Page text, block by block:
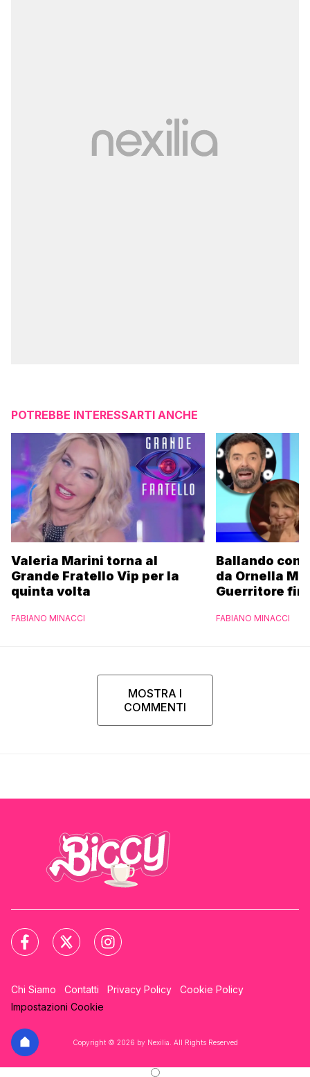
POTREBBE INTERESSARTI ANCHE
Valeria Marini torna al
Grande Fratello Vip per la
quinta volta
FABIANO MINACCI
Ballando con
da Ornella
Guerritore
l’esclusiva di
FABIANO MINACCI
MOSTRA I
COMMENTI
Chi Siamo Contatti Privacy Policy
Cookie Policy
Impostazioni Cookie
Copyright © 2026 by Nexilia. All Rights Reserved